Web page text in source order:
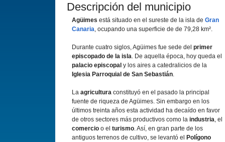
Descripción del municipio
Agüimes está situado en el sureste de la isla de Gran
Canaria, ocupando una superficie de de 79,28 km².
Durante cuatro siglos, Agüimes fue sede del primer
episcopado de la isla. De aquella época, hoy queda el
palacio episcopal y los aires a catedralicios de la
Iglesia Parroquial de San Sebastián.
La agricultura constituyó en el pasado la principal
fuente de riqueza de Agüimes. Sin embargo en los
últimos treinta años esta actividad ha decaí­do en favor
de otros sectores más productivos como la industria, el
comercio o el turismo. Así­, en gran parte de los
antiguos terrenos de cultivo, se levantó el
Polí­gono